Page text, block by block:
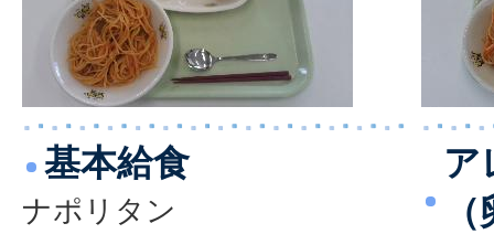
基本給食
ナポリタン
ア